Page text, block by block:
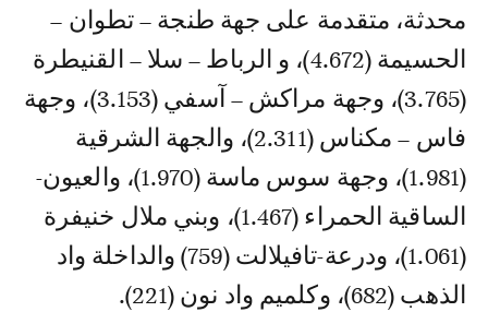
محدثة، متقدمة على جهة طنجة – تطوان –
الحسيمة (4.672)، و الرباط – سلا – القنيطرة
(3.765)، وجهة مراكش – آسفي (3.153)، وجهة
فاس – مكناس (2.311)، والجهة الشرقية
(1.981)، وجهة سوس ماسة (1.970)، والعيون-
الساقية الحمراء (1.467)، وبني ملال خنيفرة
(1.061)، ودرعة-تافيلالت (759) والداخلة واد
الذهب (682)، وكلميم واد نون (221).